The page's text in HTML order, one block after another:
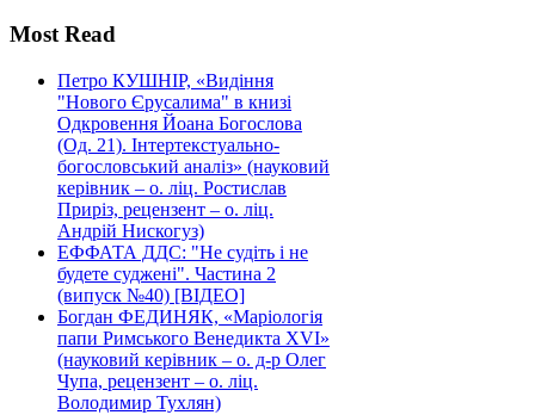
Most Read
Петро КУШНІР, «Видіння
"Нового Єрусалима" в книзі
Одкровення Йоана Богослова
(Од. 21). Інтертекстуально-
богословський аналіз» (науковий
керівник – о. ліц. Ростислав
Приріз, рецензент – о. ліц.
Андрій Нискогуз)
ЕФФАТА ДДС: "Не судіть і не
будете суджені". Частина 2
(випуск №40) [ВІДЕО]
Богдан ФЕДИНЯК, «Маріологія
папи Римського Венедикта XVI»
(науковий керівник – о. д-р Олег
Чупа, рецензент – о. ліц.
Володимир Тухлян)